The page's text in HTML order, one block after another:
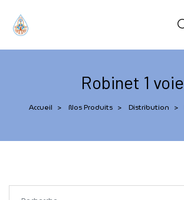
Robinet 1 voie
Accueil > Nos Produits > Distribution >